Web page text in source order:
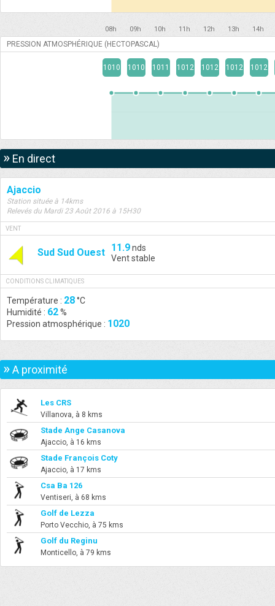
08h 09h 10h 11h 12h 13h 14h
PRESSION ATMOSPHÉRIQUE (HECTOPASCAL)
1010 1010 1011 1012 1012 1012 1012
» En direct
Ajaccio
Station située à 14kms
Relevés du Mardi 23 Août 2016 à 15H30
VENT
Sud Sud Ouest 11.9nds
Vent stable
CONDITIONS CLIMATIQUES
Température : 28°C
Humidité : 62%
Pression atmosphérique : 1020
»A proximité
Les CRS
Villanova, à 8 kms
Stade Ange Casanova
Ajaccio, à 16 kms
Stade François Coty
Ajaccio, à 17 kms
Csa Ba 126
Ventiseri, à 68 kms
Golf de Lezza
Porto Vecchio, à 75 kms
Golf du Reginu
Monticello, à 79 kms